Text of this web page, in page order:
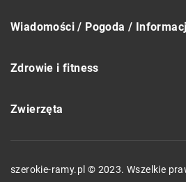
Wiadomości / Pogoda /
Zdrowie i fitness
Zwierzęta
szerokie-ramy.pl © 2023. Wszelkie